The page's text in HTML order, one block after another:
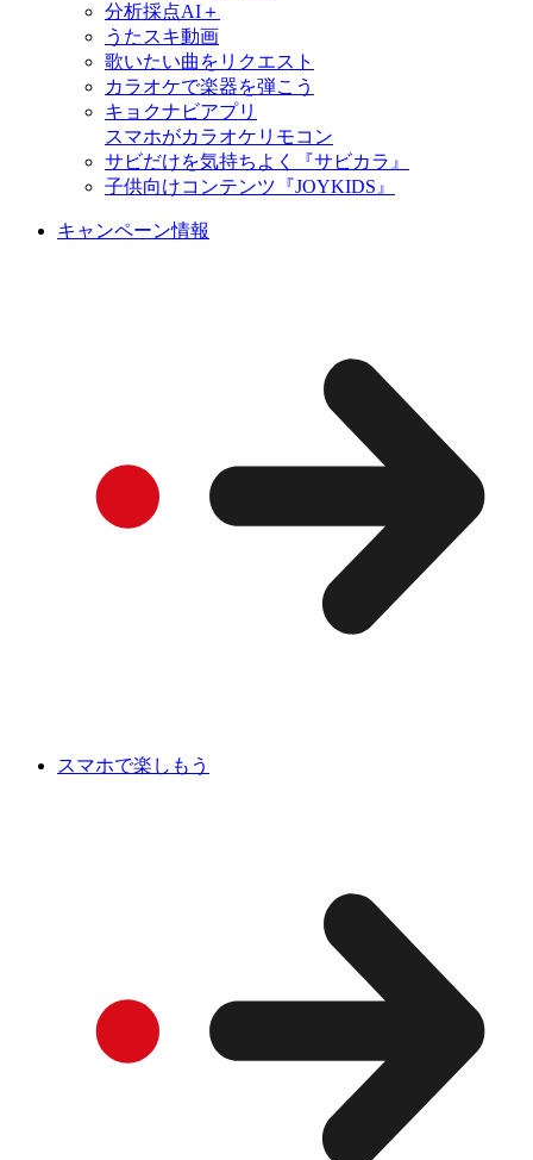
分析採点AI＋
うたスキ動画
歌いたい曲をリクエスト
カラオケで楽器を弾こう
キョクナビアプリ
スマホがカラオケリモコン
サビだけを気持ちよく『サビカラ』
子供向けコンテンツ『JOYKIDS』
キャンペーン情報
スマホで楽しもう